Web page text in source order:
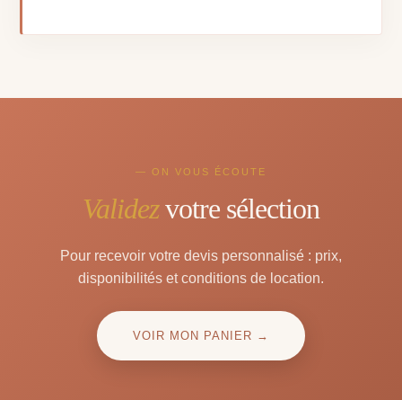
— ON VOUS ÉCOUTE
Validezvotre sélection
Pour recevoir votre devis personnalisé : prix,
disponibilités et conditions de location.
VOIR MON PANIER →